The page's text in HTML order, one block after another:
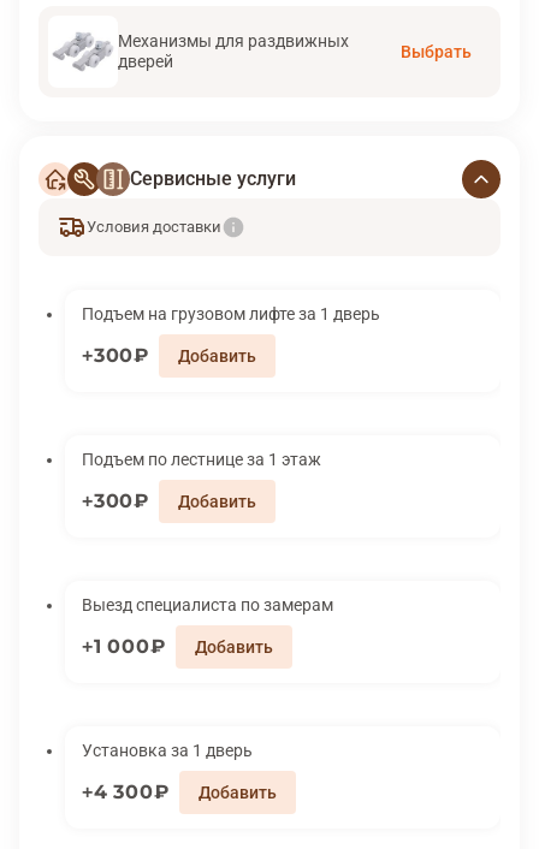
Механизмы для раздвижных
дверей
Выбрать
Сервисные услуги
Условия доставки
Подъем на грузовом лифте за 1 дверь
300₽
Подъем по лестнице за 1 этаж
300₽
Выезд специалиста по замерам
1 000₽
Установка за 1 дверь
4 300₽